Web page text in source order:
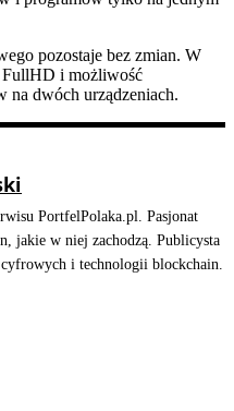
pozostaje bez zmian. W
FullHD i możliwość
na dwóch urządzeniach.
PortfelPolaka.pl. Pasjonat
jakie w niej zachodzą. Publicysta
i technologii blockchain.